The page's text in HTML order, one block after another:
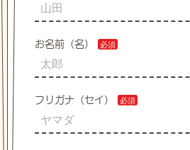
お名前（名）
フリガナ（セイ）